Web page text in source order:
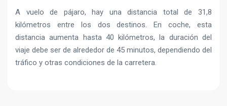
A vuelo de pájaro, hay una distancia total de 31,8
kilómetros entre los dos destinos. En coche, esta
distancia aumenta hasta 40 kilómetros, la duración del
viaje debe ser de alrededor de 45 minutos, dependiendo del
tráfico y otras condiciones de la carretera.